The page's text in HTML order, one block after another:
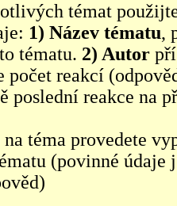
témat
1) Název tématu,
tématu. 2) Autor
počet reakcí
poslední reakce na
na téma provedete
(povinné údaje